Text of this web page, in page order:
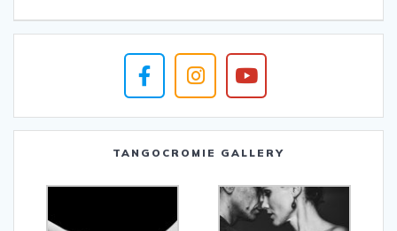
TANGOCROMIE GALLERY